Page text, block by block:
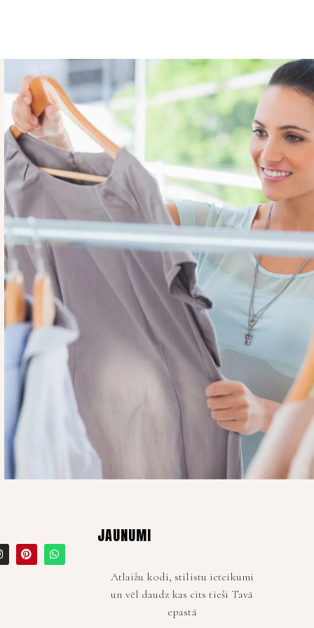
JAUNUMI
Atlaižu kodi, stilistu ieteikumi
un vēl daudz kas cits tieši Tavā
epastā